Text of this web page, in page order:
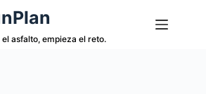
asfalto, empieza el reto.